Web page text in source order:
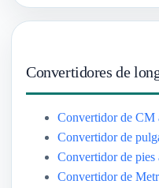
Convertidores de
Convertidor de CM
Convertidor de
Convertidor de pies
Convertidor de